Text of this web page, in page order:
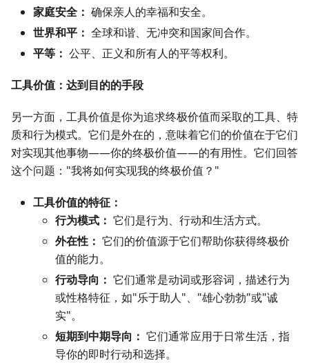
家庭安全： 确保亲人的幸福和安全。
世界和平： 全球和谐、无冲突和国家间合作。
平等： 公平、正义和所有人的平等权利。
工具价值：达到目的的手段
另一方面，工具价值是你为追求终极价值而采取的工具、特
质和行为模式。它们是外在的，意味着它们的价值在于它们
对实现其他事物——你的终极价值——的有用性。它们回答
这个问题："我将如何实现我的终极价值？"
工具价值的特征：
行为模式： 它们是行为、行动和生活方式。
外在性： 它们的价值源于它们帮助你获得终极价
值的能力。
行动导向： 它们通常是动词或形容词，描述行为
或性格特征，如"乐于助人"、"雄心勃勃"或"诚
实"。
短期到中期导向： 它们通常应用于日常生活，指
导你的即时行动和选择。